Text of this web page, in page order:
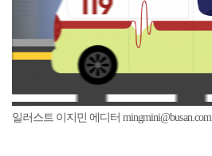
일러스트 이지민 에디터 mingmini@busan.com